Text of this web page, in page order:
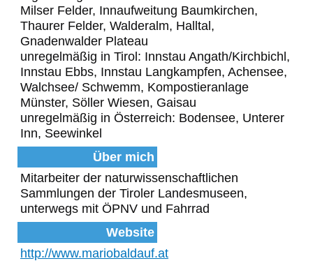
Milser Felder, Innaufweitung Baumkirchen,
Thaurer Felder, Walderalm, Halltal,
Gnadenwalder Plateau
unregelmäßig in Tirol: Innstau Angath/Kirchbichl,
Innstau Ebbs, Innstau Langkampfen, Achensee,
Walchsee/ Schwemm, Kompostieranlage
Münster, Söller Wiesen, Gaisau
unregelmäßig in Österreich: Bodensee, Unterer
Inn, Seewinkel
Über mich
Mitarbeiter der naturwissenschaftlichen
Sammlungen der Tiroler Landesmuseen,
unterwegs mit ÖPNV und Fahrrad
Website
http://www.mariobaldauf.at